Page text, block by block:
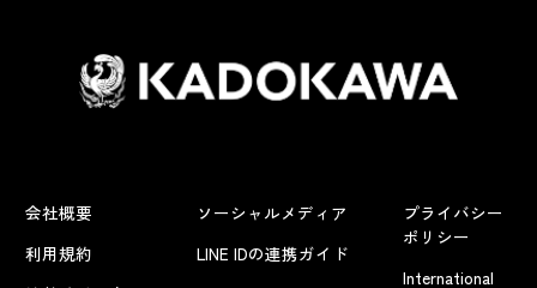
会社概要
利用規約
ソーシャルメディア
LINE IDの連携ガイド
プライバシー
ポリシー
International